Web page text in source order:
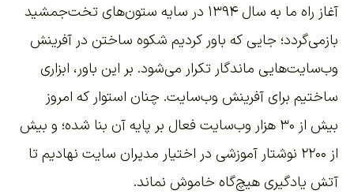
آغاز راه ما به سال ۱۳۹۴ در سایه ستون‌های تخت‌جمشید
بازمی‌گردد؛ جایی که باور کردیم شکوه ساختن در آفرینش
وب‌سایت‌هایی ماندگار تکرار می‌شود. بر این باور، ابزاری
ساختیم برای آفرینش وب‌سایت. چنان استوار که امروز
بیش از ۳۰ هزار وب‌سایت فعال بر پایه آن بنا شده؛ و بیش
از ۲۲۰۰
نوشتار آموزشی در اختیار مدیران سایت نهادیم تا
آتش یادگیری هیچ‌گاه خاموش نماند.